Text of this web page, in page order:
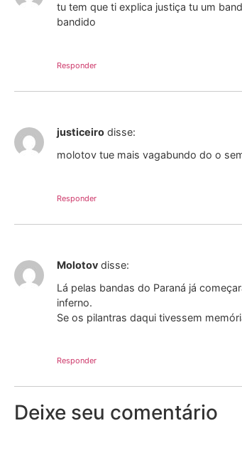
tu tem que ti explica justiça tu um
bandido
Responder
justiceiro disse:
molotov tue mais vagabundo do o
Responder
Molotov disse:
Lá pelas bandas do Paraná já
inferno.
Se os pilantras daqui tivessem
Responder
Deixe seu comentário